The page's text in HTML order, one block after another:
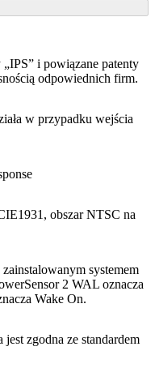
i powiązane patenty
odpowiednich firm.
w przypadku wejścia
obszar NTSC na
systemem
2 WAL oznacza
Wake On.
zgodna ze standardem